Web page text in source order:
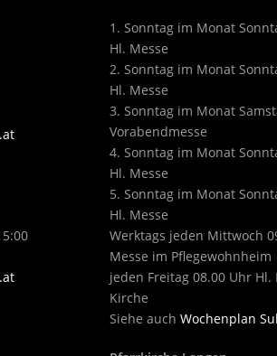
1. Sonntag im Monat
Hl. Messe
2. Sonntag im Monat
Hl. Messe
3. Sonntag im Monat
Vorabendmesse
4. Sonntag im Monat
Hl. Messe
5. Sonntag im Monat
Hl. Messe
Werktags jeden Mittwoch
Messe im Pflegewohnheim
jeden Freitag 08.00 Uhr
Kirche
Siehe auch Wochenplan